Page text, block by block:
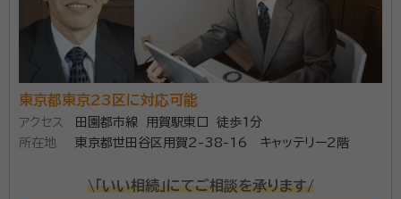
会社など各分野の専門家と幅広いネットワークを持って
おり、新たに別の専門家を探す手間を省き、お客様のご
負担を最小限にし、ワンストップで手続きを進めていき
ます。案件・所在・お客様の性格等も加味しながら、お客
様にプロフェッショナルをご紹介させていただきます。
③ご紹介とリピーターが多い事務所 当事務所の特徴と
らのご紹介とリピーターが多いという特徴がございま
account_circle 満足度 5.0 ご利用時期：2022/12
アベニールの理念 私たちは、超高齢社会の中にあって、
高齢者とその家族が抱える不安の解消に努めます。 そし
て、高齢者の皆様が人生の最後を前向きに、積極的に生
きられることをサポートし、明るく元気な社会づくりに貢
献していきます。 当法人は、相続に関して確かな知識と
行政書士、ファイナンシャル・プランナー、相続アドバイザー、
東京都東京23区に対応可能
アクセス
田園都市線 用賀駅東口 徒歩1分
所在地
東京都世田谷区用賀2-38-16 キャッテリー2階
\「いい相続」にてご相談を承ります/